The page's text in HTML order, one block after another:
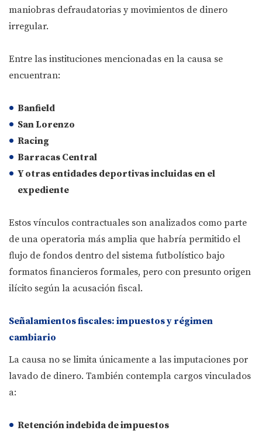
maniobras defraudatorias y movimientos de dinero
irregular.
Entre las instituciones mencionadas en la causa se
encuentran:
Banfield
San Lorenzo
Racing
Barracas Central
Y otras entidades deportivas incluidas en el
expediente
Estos vínculos contractuales son analizados como parte
de una operatoria más amplia que habría permitido el
flujo de fondos dentro del sistema futbolístico bajo
formatos financieros formales, pero con presunto origen
ilícito según la acusación fiscal.
Señalamientos fiscales: impuestos y régimen
cambiario
La causa no se limita únicamente a las imputaciones por
lavado de dinero. También contempla cargos vinculados
a:
Retención indebida de impuestos